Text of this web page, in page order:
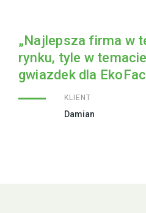
„Najlepsza firma w
rynku, tyle w
gwiazdek dla
KLIENT
Damian